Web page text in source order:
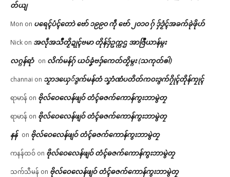
တ်ယျ
Mon on ပရေၚ်ပံၚ်တောဲ ဗော် ၁၉၉၀ ကဵု ဗော် ၂၀၁၀ ဂှ် ဒှ်ဒၟံၚ်အခက်ခုဲဖိုဟ်
Nick on အလဵုအသဳတၟိဍုၚ်ဗမာ တိုန်ဒှ်ဥက္ကဌ အာဇြဳယာန်မ္ဂး
လဂ္ဂန်ရာံ on လိက်မန်ဂှ် ယဝ်ခၞံဗဒှ်ကေတ်တၟိမ္ဂး (သကုတ်ၜါ)
channai on သၟာဒယှေ်ဒွက်မန်တံ သၞာံဏံပတိတ်ကဝးဒွက်ဂၠိုၚ်တိုန်ကၠုၚ်
ရာမာန် on ဗိုလ်ဝေလေန်ဖျဝ် တံၚ်ဓဇက်ကောန်ကွးဘာမွဲတၠ
ရာမာန် on ဗိုလ်ဝေလေန်ဖျဝ် တံၚ်ဓဇက်ကောန်ကွးဘာမွဲတၠ
နန် on ဗိုလ်ဝေလေန်ဖျဝ် တံၚ်ဓဇက်ကောန်ကွးဘာမွဲတၠ
ကနန်ထဝ် on ဗိုလ်ဝေလေန်ဖျဝ် တံၚ်ဓဇက်ကောန်ကွးဘာမွဲတၠ
သက်သီမန် on ဗိုလ်ဝေလေန်ဖျဝ် တံၚ်ဓဇက်ကောန်ကွးဘာမွဲတၠ